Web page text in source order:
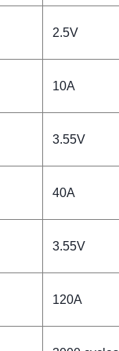
2.5V
10A
3.55V
40A
3.55V
120A